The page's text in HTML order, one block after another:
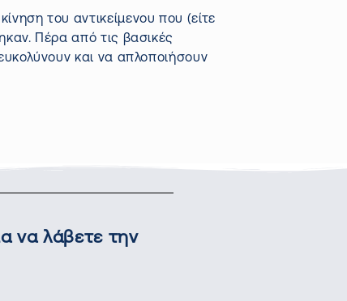
του αντικείμενου που (είτε
Πέρα από τις βασικές
και να απλοποιήσουν
να λάβετε την